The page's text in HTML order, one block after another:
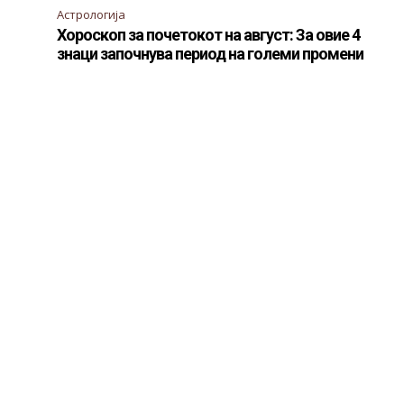
Астрологија
Хороскоп за почетокот на август: За овие 4
знаци започнува период на големи промени